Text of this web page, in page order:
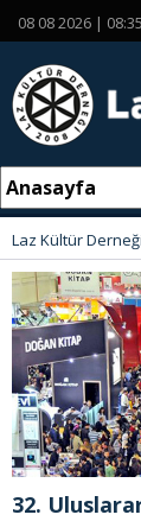
08 08 2026 | 08:35
Laz Kültür Derneği
32.